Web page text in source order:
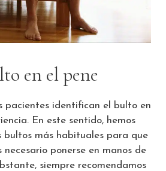
en el pene
pacientes identifican el bulto en
En este sentido, hemos
bultos más habituales para que
necesario ponerse en manos de
siempre recomendamos